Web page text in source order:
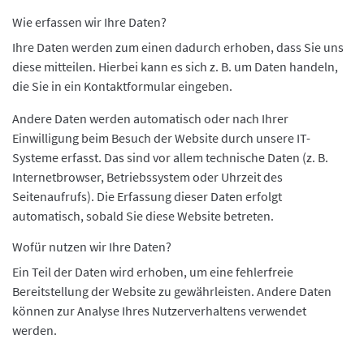
Wie erfassen wir Ihre Daten?
Ihre Daten werden zum einen dadurch erhoben, dass Sie uns
diese mitteilen. Hierbei kann es sich z. B. um Daten handeln,
die Sie in ein Kontaktformular eingeben.
Andere Daten werden automatisch oder nach Ihrer
Einwilligung beim Besuch der Website durch unsere IT-
Systeme erfasst. Das sind vor allem technische Daten (z. B.
Internetbrowser, Betriebssystem oder Uhrzeit des
Seitenaufrufs). Die Erfassung dieser Daten erfolgt
automatisch, sobald Sie diese Website betreten.
Wofür nutzen wir Ihre Daten?
Ein Teil der Daten wird erhoben, um eine fehlerfreie
Bereitstellung der Website zu gewährleisten. Andere Daten
können zur Analyse Ihres Nutzerverhaltens verwendet
werden.